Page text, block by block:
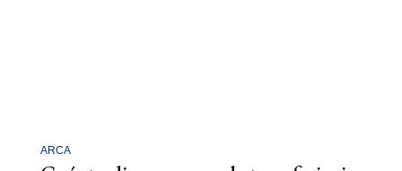
ARCA